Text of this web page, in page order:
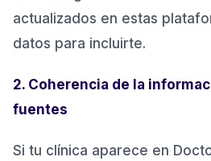
actualizados en estas
datos para incluirte.
2. Coherencia de la
fuentes
Si tu clínica aparece en